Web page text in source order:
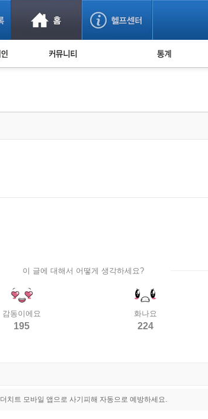
사기 예방했어요! 누적 피해사례 통
이 글에 대해서 어떻게 생각하세요?
감동이에요
195
화나요
224
더치트 모바일 앱으로 사기피해 자동으로 예방하세요.